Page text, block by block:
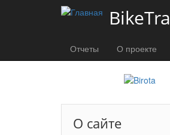
Перейти к основному содержанию
Отчеты О проекте
О сайте